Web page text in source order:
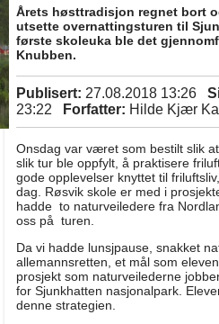
Årets høsttradisjon regnet bort
utsette overnattingsturen til
første skoleuka ble det
Knubben.
Publisert: 27.08.2018 13:26
23:22
Forfatter: Hilde Kjær
Onsdag var været som bestilt slik
slik tur ble oppfylt, å praktisere
gode opplevelser knyttet til
dag. Røsvik skole er med i
hadde to naturveiledere fra
oss på turen.
Da vi hadde lunsjpause, snakket
allemannsretten, et mål som
prosjekt som naturveilederne
for Sjunkhatten nasjonalpark.
denne strategien.